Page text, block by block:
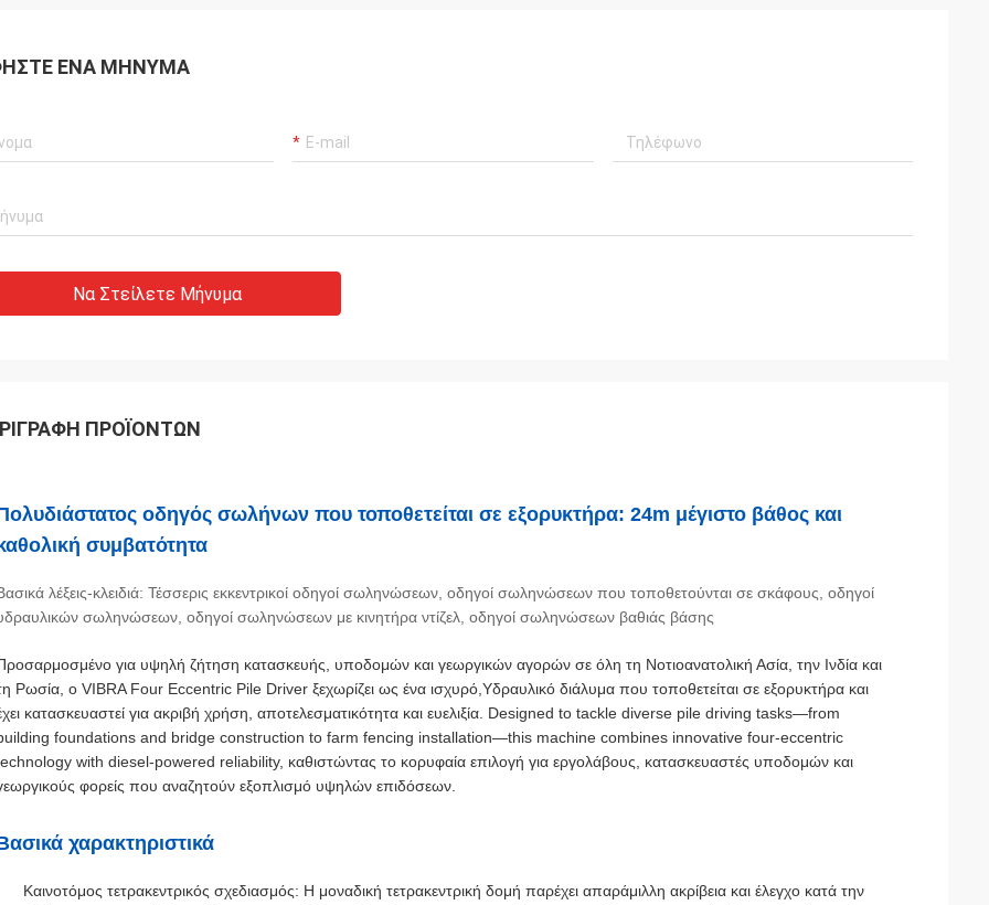
ΈΝΑ ΜΉΝΥΜΑ
Να Στείλετε Μήνυμα
ΠΡΟΪΌΝΤΩΝ
οδηγός σωλήνων που τοποθετείται σε εξορυκτήρα: 24m μέγιστο βάθος και
συμβατότητα
λέξεις-κλειδιά: Τέσσερις εκκεντρικοί οδηγοί σωληνώσεων, οδηγοί σωληνώσεων που τοποθετούνται σε σκάφους, οδηγοί
σωληνώσεων, οδηγοί σωληνώσεων με κινητήρα ντίζελ, οδηγοί σωληνώσεων βαθιάς βάσης
για υψηλή ζήτηση κατασκευής, υποδομών και γεωργικών αγορών σε όλη τη Νοτιοανατολική Ασία, την Ινδία και
Ρωσία, ο VIBRA Four Eccentric Pile Driver ξεχωρίζει ως ένα ισχυρό,Υδραυλικό διάλυμα που τοποθετείται σε εξορυκτήρα και
κατασκευαστεί για ακριβή χρήση, αποτελεσματικότητα και ευελιξία. Designed to tackle diverse pile driving tasks—from
foundations and bridge construction to farm fencing installation—this machine combines innovative four-eccentric
with diesel-powered reliability, καθιστώντας το κορυφαία επιλογή για εργολάβους, κατασκευαστές υποδομών και
φορείς που αναζητούν εξοπλισμό υψηλών επιδόσεων.
χαρακτηριστικά
Καινοτόμος τετρακεντρικός σχεδιασμός: Η μοναδική τετρακεντρική δομή παρέχει απαράμιλλη ακρίβεια και έλεγχο κατά την